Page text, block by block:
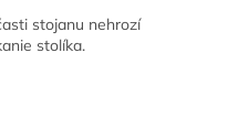
stojanu nehrozí
stolíka.